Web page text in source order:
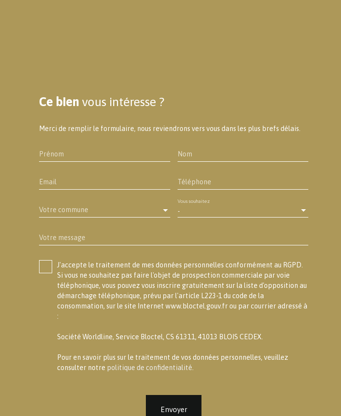
Ce bien vous intéresse ?
Merci de remplir le formulaire, nous reviendrons vers vous dans les plus brefs délais.
Prénom Nom
Email Téléphone
Votre commune -
Vous souhaitez
Votre message
J'accepte le traitement de mes données personnelles conformément au RGPD.
Si vous ne souhaitez pas faire l'objet de prospection commerciale par voie
téléphonique, vous pouvez vous inscrire gratuitement sur la liste d'opposition au
démarchage téléphonique, prévu par l'article L223-1 du code de la
consommation, sur le site Internet www.bloctel.gouv.fr ou par courrier adressé à
:
Société Worldline, Service Bloctel, CS 61311, 41013 BLOIS CEDEX.
Pour en savoir plus sur le traitement de vos données personnelles, veuillez
consulter notre politique de confidentialité.
Envoyer